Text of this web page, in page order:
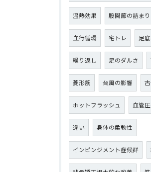
温熱効果 股関節の詰まり
血行循環 宅トレ 足
繰り返し 足のダルさ
菱形筋 台風の影響
ホットフラッシュ 血管
違い 身体の柔軟性
インピンジメント症候群